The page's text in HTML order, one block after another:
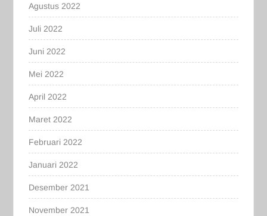
Agustus 2022
Juli 2022
Juni 2022
Mei 2022
April 2022
Maret 2022
Februari 2022
Januari 2022
Desember 2021
November 2021